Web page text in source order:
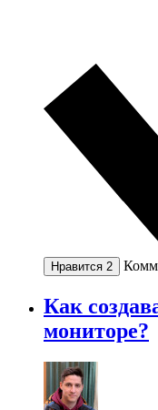
Нравится 2
Как
мониторе?